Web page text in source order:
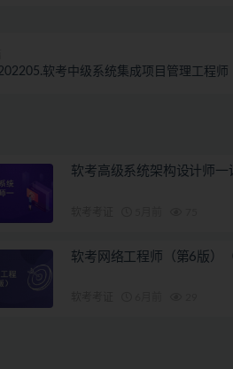
软考中级系统集成项目管理工程师
软考高级系统架构设计师
软考网络工程师（第6版）